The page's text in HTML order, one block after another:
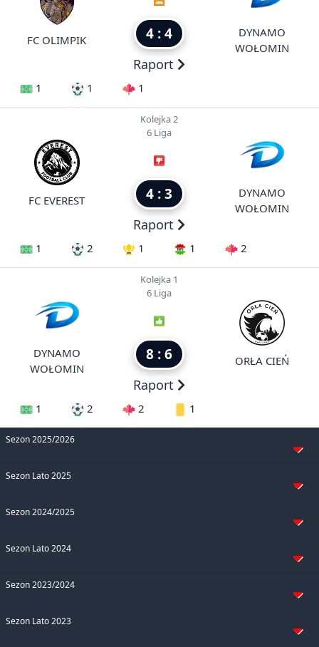
FC OLIMPIK 4 : 4
Raport
DYNAMO
WOŁOMIN
1 1 1
FC EVEREST
Kolejka 2
6 Liga
4 : 3
Raport
DYNAMO
WOŁOMIN
1 2 1 1 2
DYNAMO
WOŁOMIN
Kolejka 1
6 Liga
8 : 6
Raport
ORŁA CIEŃ
1 2 2 1
Sezon 2025/2026
Sezon Lato 2025
Sezon 2024/2025
Sezon Lato 2024
Sezon 2023/2024
Sezon Lato 2023